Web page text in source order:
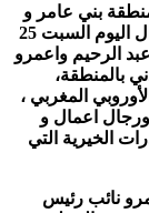
بني عامر و
نائب رئيس المجلس الجماعي لأولاد مسعود ، زوال اليوم السبت 25
عبد الرحيم واعمرو
بالمنطقة،
المغربي ،
اعمال و
الخيرية التي
نائب رئيس